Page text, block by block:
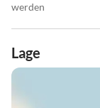
werden
Lage